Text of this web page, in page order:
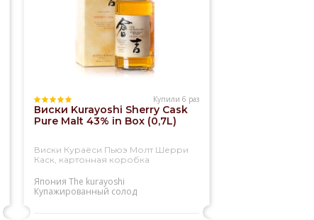
Купили 6 раз
Виски Kurayoshi Sherry Cask
Pure Malt 43% in Box (0,7L)
Виски Кураёси Пьюэ Молт Шерри
Каск, картонная коробка
Япония The kurayoshi
Купажированный солод